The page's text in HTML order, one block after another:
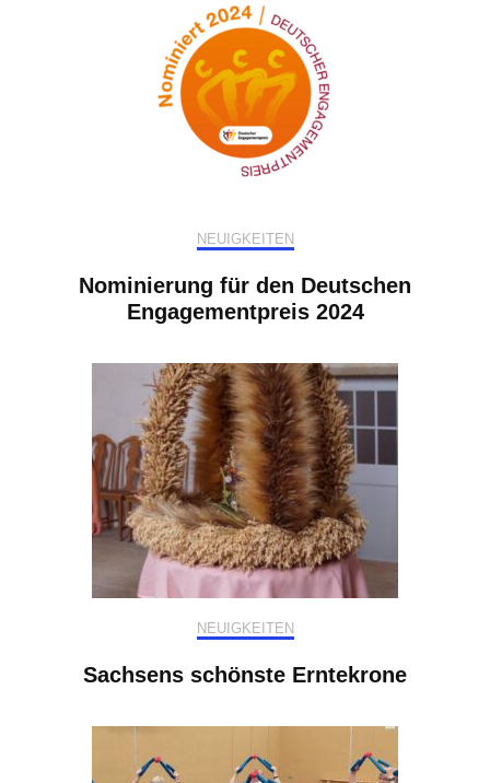
NEUIGKEITEN
Nominierung für den Deutschen
Engagementpreis 2024
NEUIGKEITEN
Sachsens schönste Erntekrone